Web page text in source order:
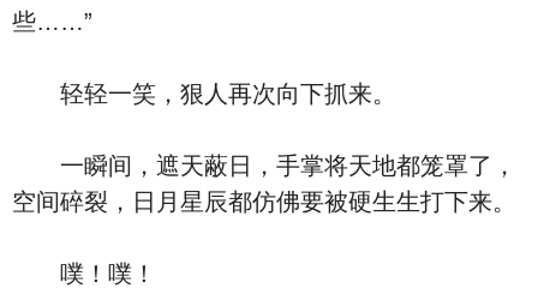
些……”
轻轻一笑，狠人再次向下抓来。
一瞬间，遮天蔽日，手掌将天地都笼罩了，
空间碎裂，日月星辰都仿佛要被硬生生打下来。
噗！噗！